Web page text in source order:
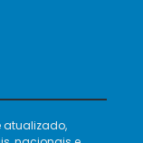
atualizado,